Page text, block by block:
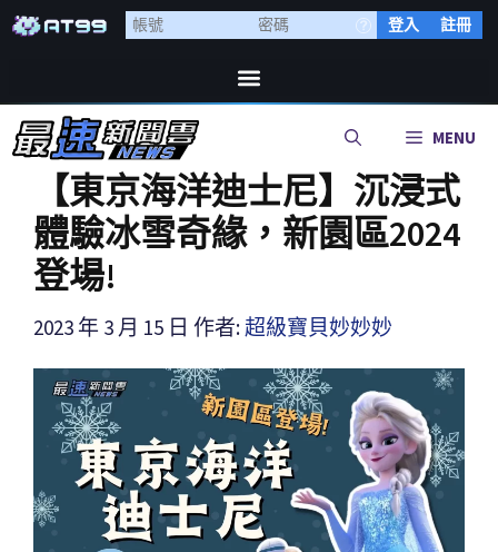
登入 註冊
MENU
【東京海洋迪士尼】沉浸式
體驗冰雪奇緣，新園區2024
登場!
2023 年 3 月 15 日 作者: 超級寶貝妙妙妙